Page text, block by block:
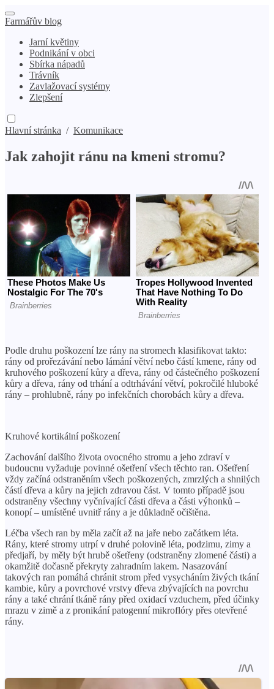
Farmářův blog
Jarní květiny
Podnikání v obci
Sbírka nápadů
Trávník
Zavlažovací systémy
Zlepšení
Hlavní stránka / Komunikace
Jak zahojit ránu na kmeni stromu?
Podle druhu poškození lze rány na stromech klasifikovat takto:
rány od prořezávání nebo lámání větví nebo částí kmene, rány od
kruhového poškození kůry a dřeva, rány od částečného poškození
kůry a dřeva, rány od trhání a odtrhávání větví, pokročilé hluboké
rány – prohlubně, rány po infekčních chorobách kůry a dřeva.
Kruhové kortikální poškození
Zachování dalšího života ovocného stromu a jeho zdraví v
budoucnu vyžaduje povinné ošetření všech těchto ran. Ošetření
vždy začíná odstraněním všech poškozených, zmrzlých a shnilých
částí dřeva a kůry na jejich zdravou část. V tomto případě jsou
odstraněny všechny vyčnívající části dřeva a části výhonků –
konopí – umístěné uvnitř rány a je důkladně očištěna.
Léčba všech ran by měla začít až na jaře nebo začátkem léta.
Rány, které stromy utrpí v druhé polovině léta, podzimu, zimy a
předjaří, by měly být hrubě ošetřeny (odstraněny zlomené části) a
okamžitě dočasně překryty zahradním lakem. Nasazování
takových ran pomáhá chránit strom před vysycháním živých tkání
kambie, kůry a povrchové vrstvy dřeva zbývajících na povrchu
rány a také chrání tkáně rány před oxidací vzduchem, před účinky
mrazu v zimě a z pronikání patogenní mikroflóry přes otevřené
rány.